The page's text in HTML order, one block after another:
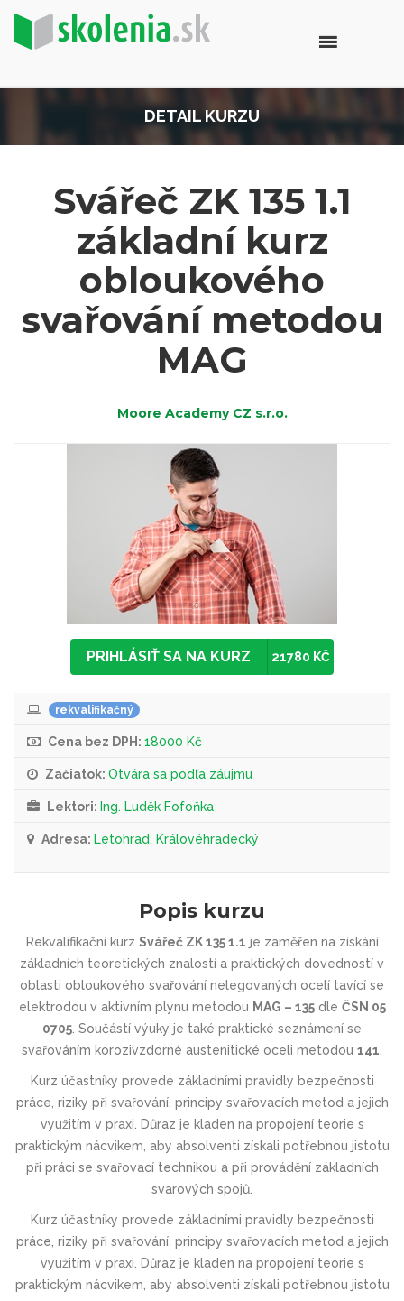
DETAIL KURZU
Svářeč ZK 135 1.1
základní kurz
obloukového
svařování metodou
MAG
Moore Academy CZ s.r.o.
PRIHLÁSIŤ SA NA KURZ 21780 KČ
rekvalifikačný
Cena bez DPH: 18000 Kč
Začiatok: Otvára sa podľa záujmu
Lektori: Ing. Luděk Fofoňka
Adresa: Letohrad, Královéhradecký
Popis kurzu
Rekvalifikační kurz Svářeč ZK 135 1.1 je zaměřen na získání
základních teoretických znalostí a praktických dovedností v
oblasti obloukového svařování nelegovaných ocelí tavící se
elektrodou v aktivním plynu metodou MAG – 135dle ČSN 05
0705 . Součástí výuky je také praktické seznámení se
svařováním korozivzdorné austenitické oceli metodou 141
Kurz účastníky provede základními pravidly bezpečnosti
práce, riziky při svařování, principy svařovacích metod a jejich
využitím v praxi. Důraz je kladen na propojení teorie s
praktickým nácvikem, aby absolventi získali potřebnou jistotu
při práci se svařovací technikou a při provádění základních
svarových spojů.
Kurz účastníky provede základními pravidly bezpečnosti
práce, riziky při svařování, principy svařovacích metod a jejich
využitím v praxi. Důraz je kladen na propojení teorie s
praktickým nácvikem, aby absolventi získali potřebnou jistotu